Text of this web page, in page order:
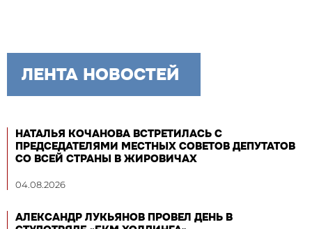
ЛЕНТА НОВОСТЕЙ
НАТАЛЬЯ КОЧАНОВА ВСТРЕТИЛАСЬ С
ПРЕДСЕДАТЕЛЯМИ МЕСТНЫХ СОВЕТОВ ДЕПУТАТОВ
СО ВСЕЙ СТРАНЫ В ЖИРОВИЧАХ
04.08.2026
АЛЕКСАНДР ЛУКЬЯНОВ ПРОВЕЛ ДЕНЬ В